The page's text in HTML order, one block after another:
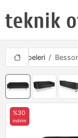
Kanepeleri
%30
indirim